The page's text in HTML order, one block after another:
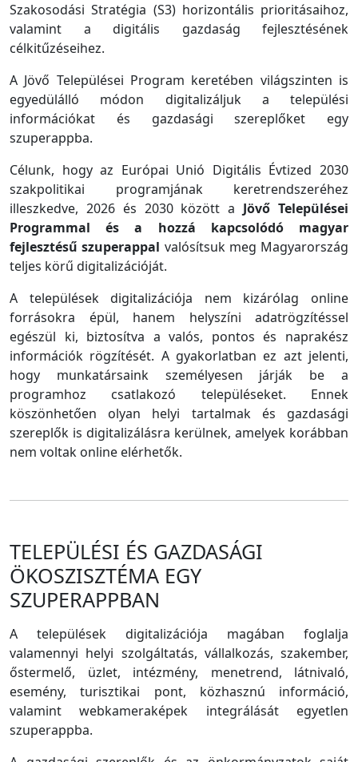
Szakosodási Stratégia (S3) horizontális prioritásaihoz,
valamint a digitális gazdaság fejlesztésének
célkitűzéseihez.
A Jövő Települései Program keretében világszinten is
egyedülálló módon digitalizáljuk a települési
információkat és gazdasági szereplőket egy
szuperappba.
Célunk, hogy az Európai Unió Digitális Évtized 2030
szakpolitikai programjának keretrendszeréhez
illeszkedve, 2026 és 2030 között a Jövő Települései
Programmal és a hozzá kapcsolódó magyar
fejlesztésű szuperappal valósítsuk meg Magyarország
teljes körű digitalizációját.
A települések digitalizációja nem kizárólag online
forrásokra épül, hanem helyszíni adatrögzítéssel
egészül ki, biztosítva a valós, pontos és naprakész
információk rögzítését. A gyakorlatban ez azt jelenti,
hogy munkatársaink személyesen járják be a
programhoz csatlakozó településeket. Ennek
köszönhetően olyan helyi tartalmak és gazdasági
szereplők is digitalizálásra kerülnek, amelyek korábban
nem voltak online elérhetők.
TELEPÜLÉSI ÉS GAZDASÁGI
ÖKOSZISZTÉMA EGY
SZUPERAPPBAN
A települések digitalizációja magában foglalja
valamennyi helyi szolgáltatás, vállalkozás, szakember,
őstermelő, üzlet, intézmény, menetrend, látnivaló,
esemény, turisztikai pont, közhasznú információ,
valamint webkameraképek integrálását egyetlen
szuperappba.